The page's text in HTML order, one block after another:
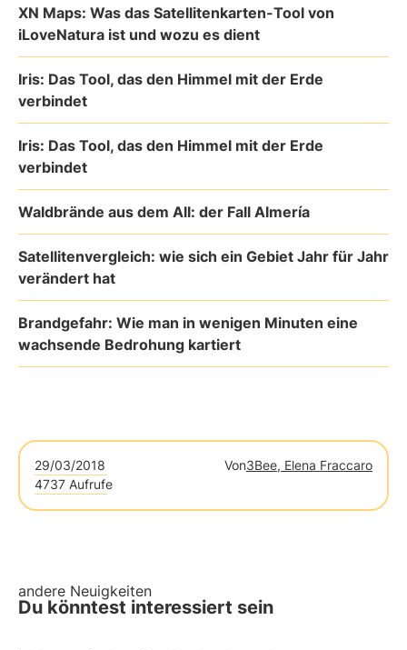
XN Maps: Was das Satellitenkarten-Tool von
iLoveNatura ist und wozu es dient
Iris: Das Tool, das den Himmel mit der Erde
verbindet
Iris: Das Tool, das den Himmel mit der Erde
verbindet
Waldbrände aus dem All: der Fall Almería
Satellitenvergleich: wie sich ein Gebiet Jahr für Jahr
verändert hat
Brandgefahr: Wie man in wenigen Minuten eine
wachsende Bedrohung kartiert
29/03/2018 Von3Bee, Elena Fraccaro
4737 Aufrufe
andere Neuigkeiten
Du könntest interessiert sein